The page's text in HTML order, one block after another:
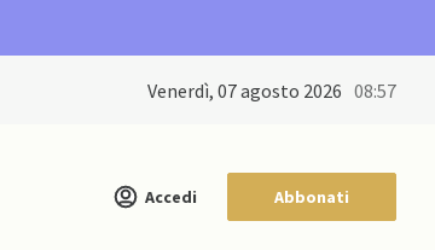
venerdì, 07 agosto 2026 08:57
Accedi Abbonati